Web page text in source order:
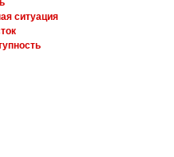
ситуация